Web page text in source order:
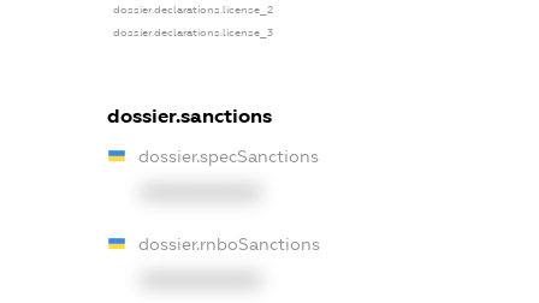
dossier.declarations.license_2
dossier.declarations.license_3
dossier.sanctions
dossier.specSanctions
dossier.rnboSanctions